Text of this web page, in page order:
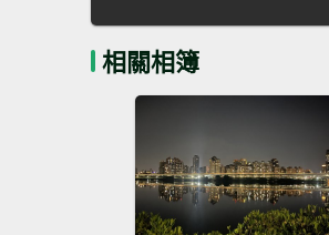
相關相簿